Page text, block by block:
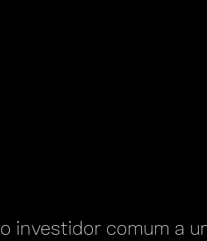
investidor comum a